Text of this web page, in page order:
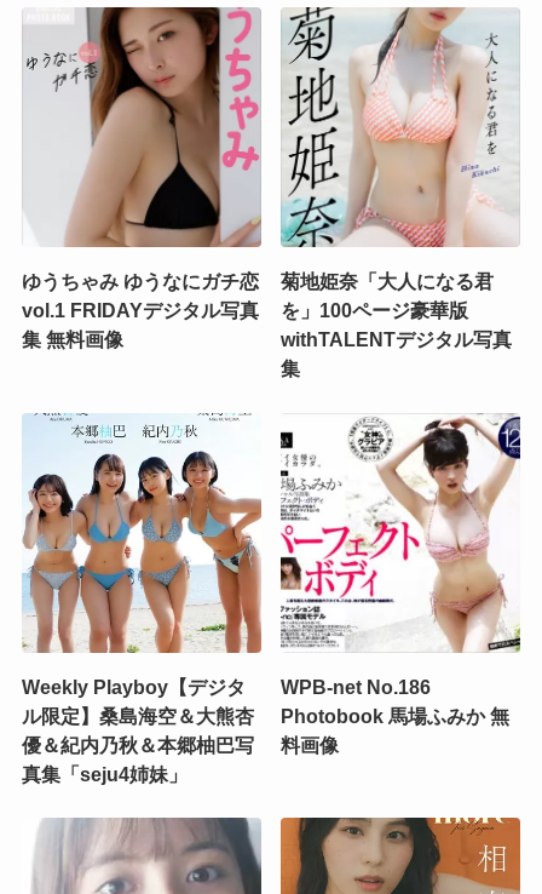
ゆうちゃみ ゆうなにガチ恋
vol.1 FRIDAYデジタル写真
集 無料画像
菊地姫奈「大人になる君
を」100ページ豪華版
withTALENTデジタル写真
集
Weekly Playboy【デジタ
ル限定】桑島海空＆大熊杏
優＆紀内乃秋＆本郷柚巴写
真集「seju4姉妹」
WPB-net No.186
Photobook 馬場ふみか 無
料画像